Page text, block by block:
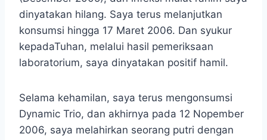
dinyatakan hilang. Saya terus melanjutkan
konsumsi hingga 17 Maret 2006. Dan syukur
kepadaTuhan, melalui hasil pemeriksaan
laboratorium, saya dinyatakan positif hamil.
Selama kehamilan, saya terus mengonsumsi
Dynamic Trio, dan akhirnya pada 12 Nopember
2006, saya melahirkan seorang putri dengan